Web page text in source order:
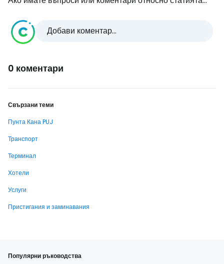
Добави коментар...
0 коментари
Свързани теми
Пунта Кана PUJ
Транспорт
Терминал
Хотели
Услуги
Пристигания и заминавания
Популярни ръководства